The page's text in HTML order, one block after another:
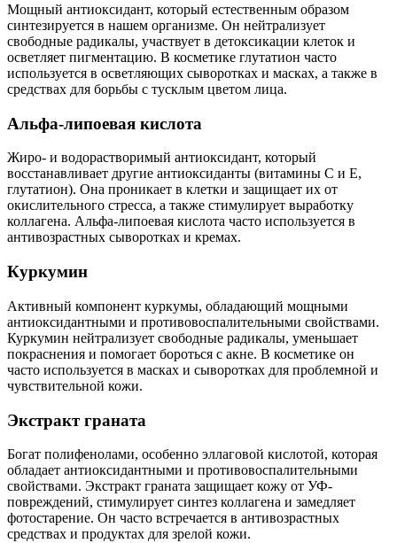
Мощный антиоксидант, который естественным образом
синтезируется в нашем организме. Он нейтрализует
свободные радикалы, участвует в детоксикации клеток и
осветляет пигментацию. В косметике глутатион часто
используется в осветляющих сыворотках и масках, а также в
средствах для борьбы с тусклым цветом лица.
Альфа-липоевая кислота
Жиро- и водорастворимый антиоксидант, который
восстанавливает другие антиоксиданты (витамины C и E,
глутатион). Она проникает в клетки и защищает их от
окислительного стресса, а также стимулирует выработку
коллагена. Альфа-липоевая кислота часто используется в
антивозрастных сыворотках и кремах.
Куркумин
Активный компонент куркумы, обладающий мощными
антиоксидантными и противовоспалительными свойствами.
Куркумин нейтрализует свободные радикалы, уменьшает
покраснения и помогает бороться с акне. В косметике он
часто используется в масках и сыворотках для проблемной и
чувствительной кожи.
Экстракт граната
Богат полифенолами, особенно эллаговой кислотой, которая
обладает антиоксидантными и противовоспалительными
свойствами. Экстракт граната защищает кожу от УФ-
повреждений, стимулирует синтез коллагена и замедляет
фотостарение. Он часто встречается в антивозрастных
средствах и продуктах для зрелой кожи.